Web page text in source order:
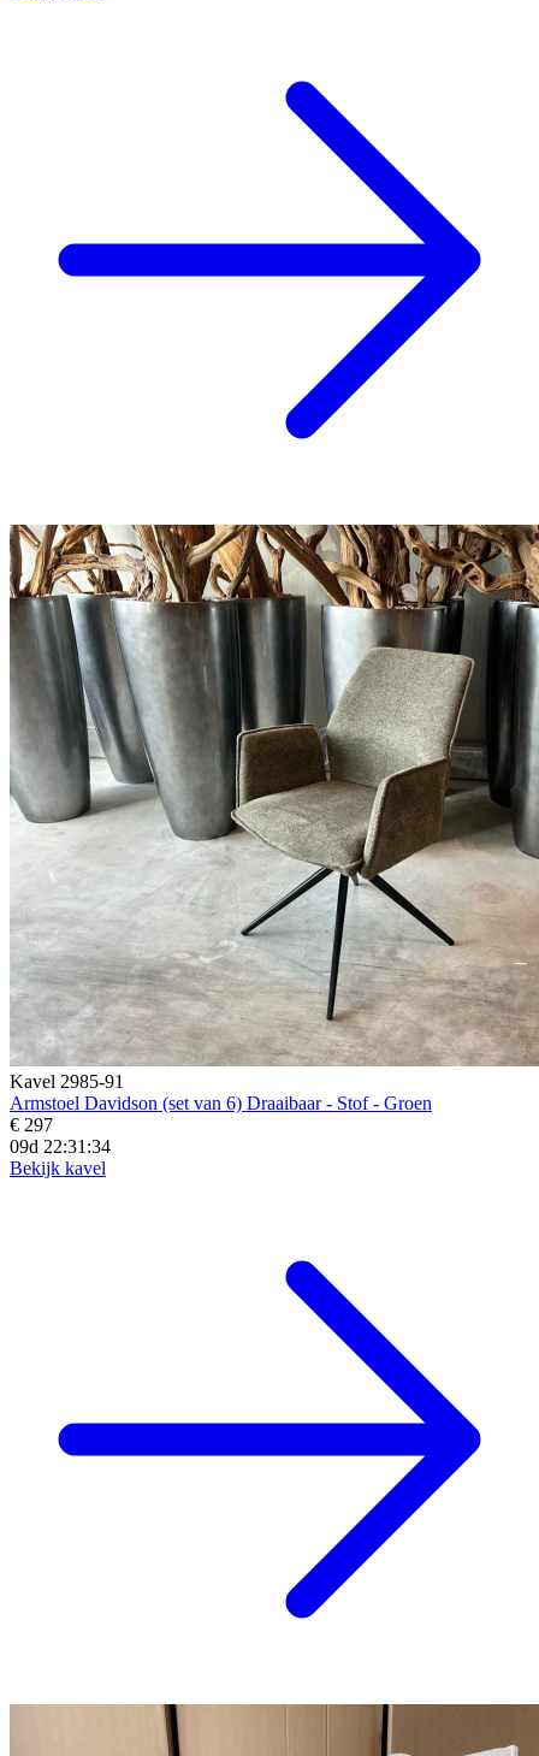
Kavel 2985-91
Armstoel Davidson (set van 6) Draaibaar - Stof - Groen
€ 297
09d 22:31:32
Bekijk kavel